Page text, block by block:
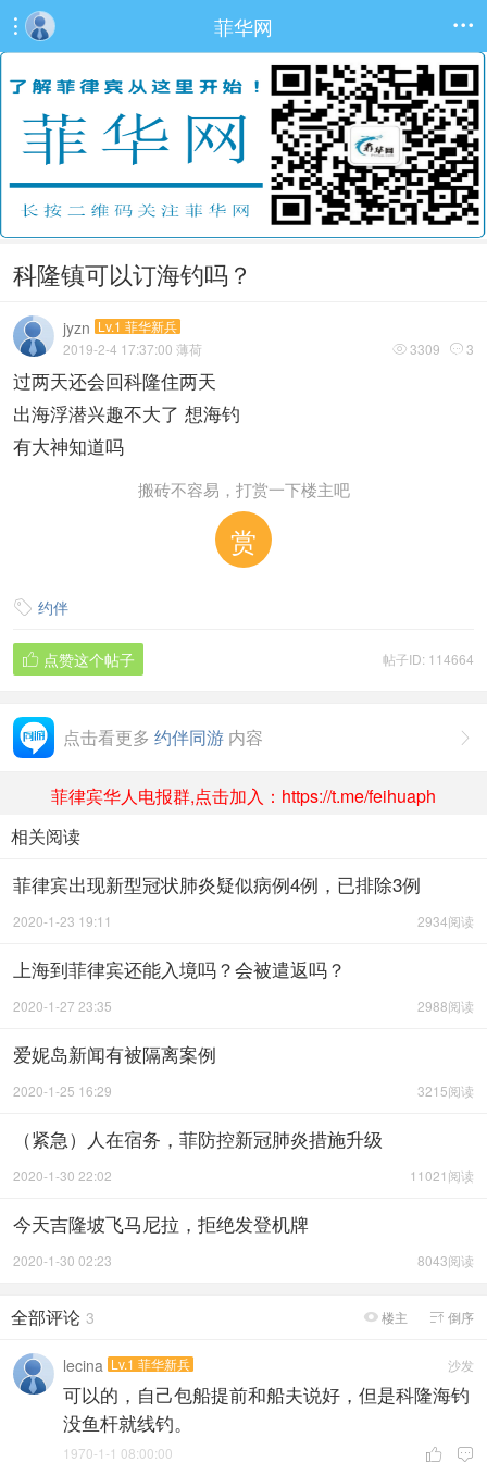
 菲华网 
科隆镇可以订海钓吗？
jyzn Lv.1 菲华新兵
 3309  3
2019-2-4 17:37:00 薄荷
过两天还会回科隆住两天
出海浮潜兴趣不大了 想海钓
有大神知道吗
搬砖不容易，打赏一下楼主吧
赏
 约伴
帖子ID: 114664
 点赞这个帖子

点击看更多 约伴同游 内容
菲律宾华人电报群,点击加入：https://t.me/feihuaph
相关阅读
菲律宾出现新型冠状肺炎疑似病例4例，已排除3例
2934阅读
2020-1-23 19:11
上海到菲律宾还能入境吗？会被遣返吗？
2988阅读
2020-1-27 23:35
爱妮岛新闻有被隔离案例
3215阅读
2020-1-25 16:29
（紧急）人在宿务，菲防控新冠肺炎措施升级
11021阅读
2020-1-30 22:02
今天吉隆坡飞马尼拉，拒绝发登机牌
8043阅读
2020-1-30 02:23
 楼主  倒序
全部评论 3
沙发
lecina Lv.1 菲华新兵
可以的，自己包船提前和船夫说好，但是科隆海钓
没鱼杆就线钓。
 
1970-1-1 08:00:00